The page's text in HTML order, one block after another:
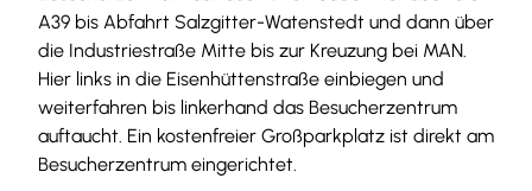
A39 bis Abfahrt Salzgitter-Watenstedt und dann über
die Industriestraße Mitte bis zur Kreuzung bei MAN.
Hier links in die Eisenhüttenstraße einbiegen und
weiterfahren bis linkerhand das Besucherzentrum
auftaucht. Ein kostenfreier Großparkplatz ist direkt am
Besucherzentrum eingerichtet.